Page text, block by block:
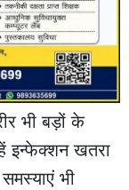
भी बड़ों के
इन्फेक्शन खतरा
भी